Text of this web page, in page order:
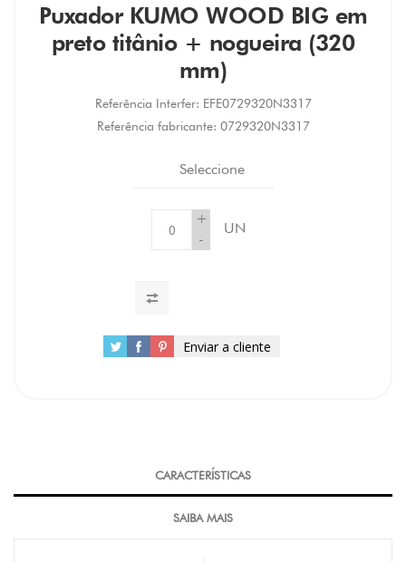
Puxador KUMO WOOD BIG em
preto titânio + nogueira (320
mm)
Referência Interfer: EFE0729320N3317
Referência fabricante: 0729320N3317
Seleccione
+
-
UN
Enviar a cliente
CARACTERÍSTICAS
SAIBA MAIS